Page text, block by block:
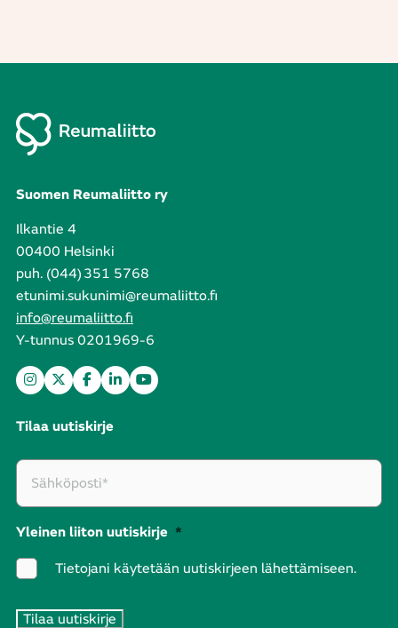
Suomen Reumaliitto ry
Ilkantie 4
00400 Helsinki
puh. (044) 351 5768
etunimi.sukunimi@reumaliitto.fi
info@reumaliitto.fi
Y-tunnus 0201969-6
Tilaa uutiskirje
Yleinen liiton uutiskirje *
Tietojani käytetään uutiskirjeen lähettämiseen.